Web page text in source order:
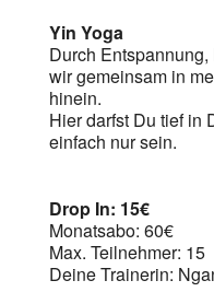
Yin Yoga
Durch
wir gemeinsam in
hinein.
Hier darfst Du tief in
einfach nur sein.
Drop In: 15€
Monatsabo: 60€
Max. Teilnehmer: 15
Deine Trainerin: